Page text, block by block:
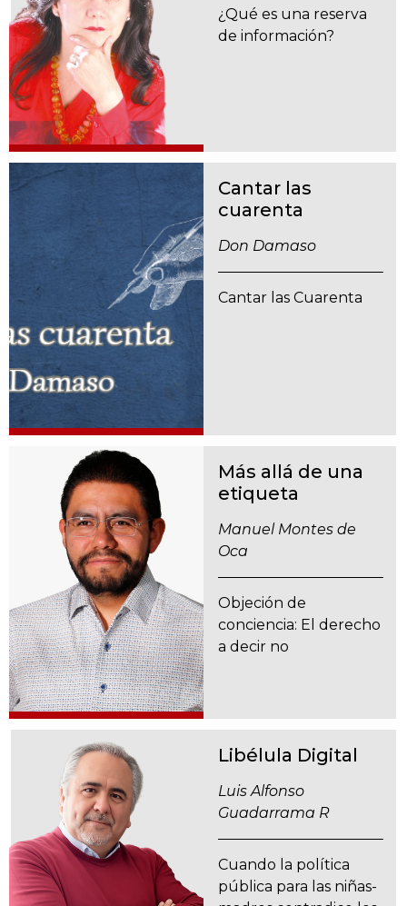
¿Qué es una reserva
de información?
Cantar las
cuarenta
Don Damaso
Cantar las Cuarenta
Más allá de una
etiqueta
Manuel Montes de
Oca
Objeción de
conciencia: El derecho
a decir no
Libélula Digital
Luis Alfonso
Guadarrama R
Cuando la política
pública para las niñas-